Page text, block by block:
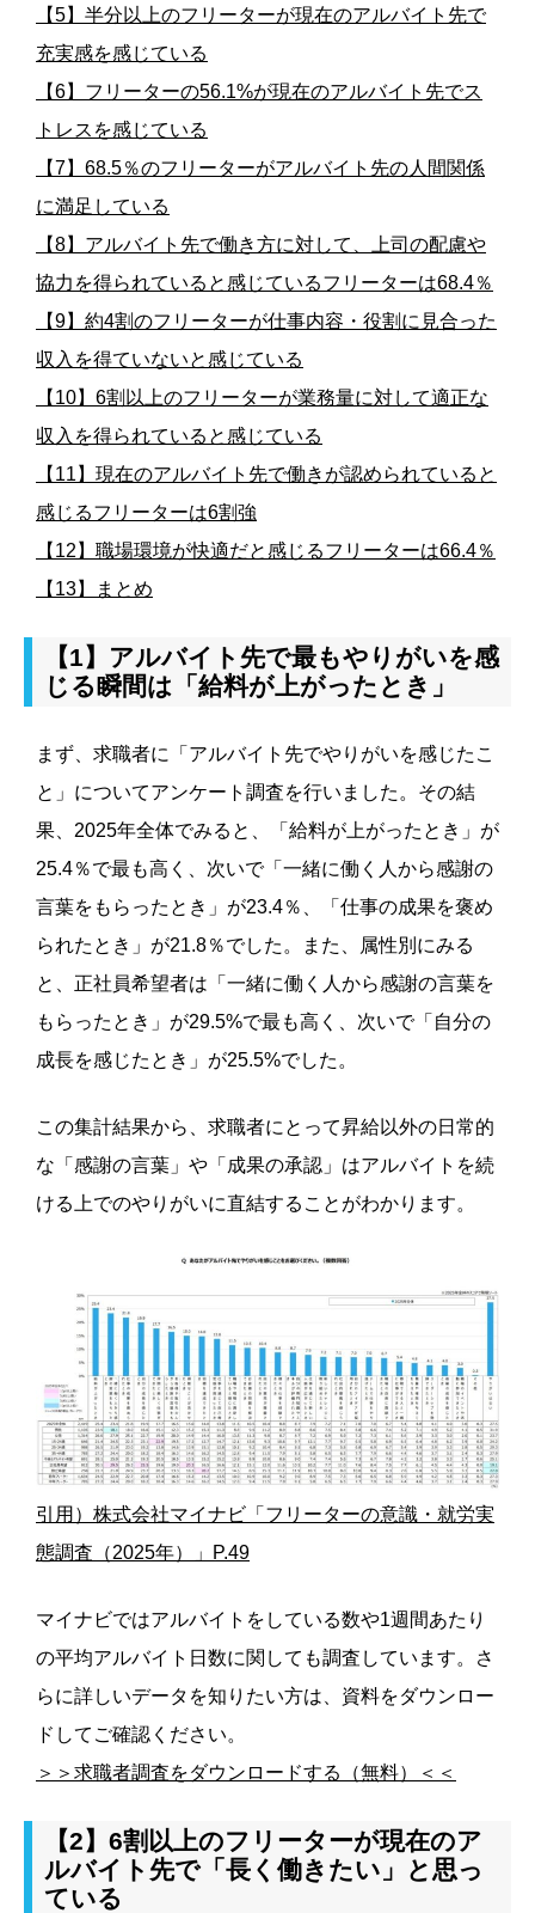
【5】半分以上のフリーターが現在のアルバイト先で
充実感を感じている
【6】フリーターの56.1%が現在のアルバイト先でス
トレスを感じている
【7】68.5％のフリーターがアルバイト先の人間関係
に満足している
【8】アルバイト先で働き方に対して、上司の配慮や
協力を得られていると感じているフリーターは68.4％
【9】約4割のフリーターが仕事内容・役割に見合った
収入を得ていないと感じている
【10】6割以上のフリーターが業務量に対して適正な
収入を得られていると感じている
【11】現在のアルバイト先で働きが認められていると
感じるフリーターは6割強
【12】職場環境が快適だと感じるフリーターは66.4％
【13】まとめ
【1】アルバイト先で最もやりがいを感
じる瞬間は「給料が上がったとき」
まず、求職者に「アルバイト先でやりがいを感じたこ
と」についてアンケート調査を行いました。その結
果、2025年全体でみると、「給料が上がったとき」が
25.4％で最も高く、次いで「一緒に働く人から感謝の
言葉をもらったとき」が23.4％、「仕事の成果を褒め
られたとき」が21.8％でした。また、属性別にみる
と、正社員希望者は「一緒に働く人から感謝の言葉を
もらったとき」が29.5%で最も高く、次いで「自分の
成長を感じたとき」が25.5%でした。
この集計結果から、求職者にとって昇給以外の日常的
な「感謝の言葉」や「成果の承認」はアルバイトを続
ける上でのやりがいに直結することがわかります。
引用）株式会社マイナビ「フリーターの意識・就労実
態調査（2025年）」P.49
マイナビではアルバイトをしている数や1週間あたり
の平均アルバイト日数に関しても調査しています。さ
らに詳しいデータを知りたい方は、資料をダウンロー
ドしてご確認ください。
＞＞求職者調査をダウンロードする（無料）＜＜
【2】6割以上のフリーターが現在のア
ルバイト先で「長く働きたい」と思っ
ている